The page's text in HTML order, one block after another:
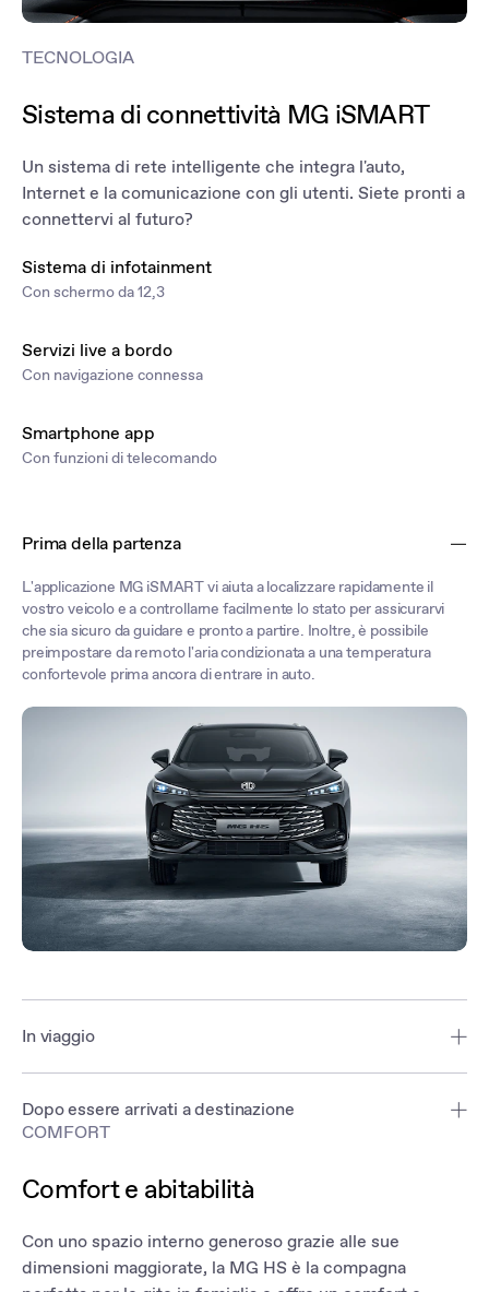
TECNOLOGIA
Sistema di connettività MG iSMART
Un sistema di rete intelligente che integra l'auto,
Internet e la comunicazione con gli utenti. Siete pronti a
connettervi al futuro?
Sistema di infotainment
Con schermo da 12,3
Servizi live a bordo
Con navigazione connessa
Smartphone app
Con funzioni di telecomando
Prima della partenza
L'applicazione MG iSMART vi aiuta a localizzare rapidamente il
vostro veicolo e a controllarne facilmente lo stato per assicurarvi
che sia sicuro da guidare e pronto a partire. Inoltre, è possibile
preimpostare da remoto l'aria condizionata a una temperatura
confortevole prima ancora di entrare in auto.
In viaggio
Rimanete in carreggiata con il sistema di navigazione connesso
MG, che fornisce indicazioni sul percorso e un orario di arrivo
previsto per qualsiasi viaggio.
Dopo essere arrivati a destinazione
rivedere tutte le statistiche di guida, compresi i livelli di carburante,
Non siete sicuri di aver chiuso l'auto? Non preoccupatevi: potete
bloccarla e sbloccarla utilizzando l'app, sempre e ovunque.
COMFORT
Comfort e abitabilità
Con uno spazio interno generoso grazie alle sue
dimensioni maggiorate, la MG HS è la compagna